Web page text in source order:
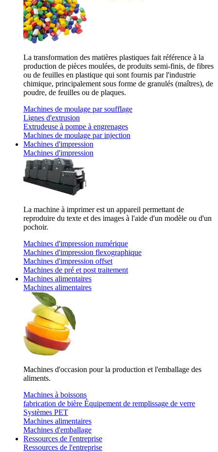
La transformation des matières plastiques fait référence à la
production de pièces moulées, de produits semi-finis, de fibres
ou de feuilles en plastique qui sont fournis par l'industrie
chimique, principalement sous forme de granulés (maîtres), de
poudre, de feuilles ou de plaques.
Machines de moulage par soufflage
Lignes d'extrusion
Extrudeuse à pompe à engrenages
Machines de moulage par injection
Machines d'impression
Machines d'impression
La machine à imprimer est un appareil permettant de
reproduire du texte et des images à l'aide d'un modèle ou d'un
pochoir.
Machines d'impression numérique
Machines d'impression flexographique
Machines d'impression offset
Machines de pré et post traitement
Machines alimentaires
Machines alimentaires
Machines d'occasion pour la production et l'emballage des
aliments.
Machines à boissons
fabrication de bière Équipement de remplissage de verre
Systèmes PET
Machines alimentaires
Machines d'emballage
Ressources de l'entreprise
Ressources de l'entreprise